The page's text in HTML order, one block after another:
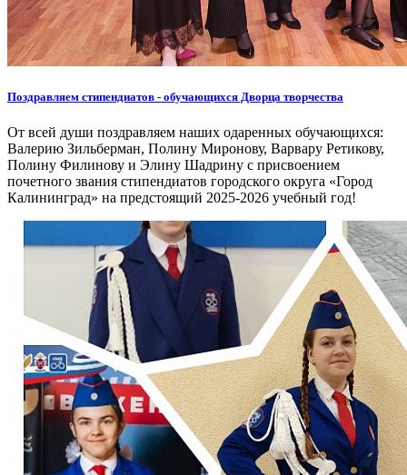
Поздравляем стипендиатов - обучающихся Дворца творчества
От всей души поздравляем наших одаренных обучающихся:
Валерию Зильберман, Полину Миронову, Варвару Ретикову,
Полину Филинову и Элину Шадрину с присвоением
почетного звания стипендиатов городского округа «Город
Калининград» на предстоящий 2025-2026 учебный год!